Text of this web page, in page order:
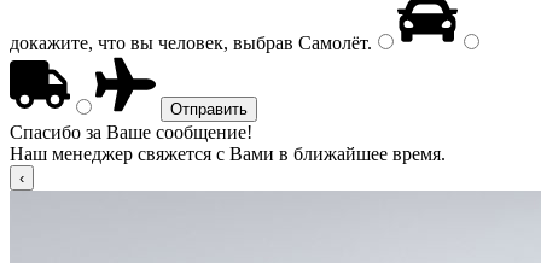
докажите, что вы человек, выбрав Самолёт.
Спасибо за Ваше сообщение!
Наш менеджер свяжется с Вами в ближайшее время.